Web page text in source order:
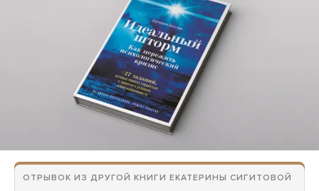
ОТРЫВОК ИЗ ДРУГОЙ КНИГИ ЕКАТЕРИНЫ СИГИТОВОЙ